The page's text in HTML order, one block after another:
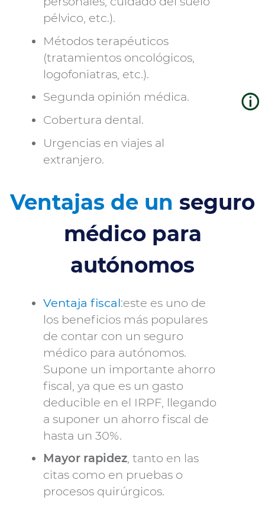
pélvico, etc.).
Métodos terapéuticos
(tratamientos oncológicos,
logofoniatras, etc.).
Segunda opinión médica.
Cobertura dental.
Urgencias en viajes al
extranjero.
Ventajas de un seguro
médico para
autónomos
Ventaja fiscal:este es uno de
los beneficios más populares
de contar con un seguro
médico para autónomos.
Supone un importante ahorro
fiscal, ya que es un gasto
deducible en el IRPF, llegando
a suponer un ahorro fiscal de
hasta un 30%.
Mayor rapidez, tanto en las
citas como en pruebas o
procesos quirúrgicos.